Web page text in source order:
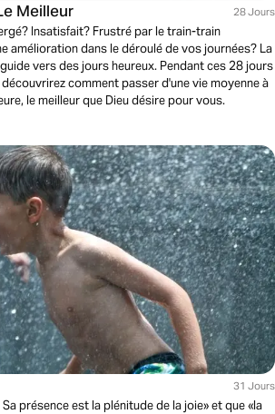
Meilleur 28 Jours
Insatisfait? Frustré par le train-train
amélioration dans le déroulé de vos journées? La
vers des jours heureux. Pendant ces 28 jours
comment passer d'une vie moyenne à
le meilleur que Dieu désire pour vous.
31 Jours
présence est la plénitude de la joie» et que «la